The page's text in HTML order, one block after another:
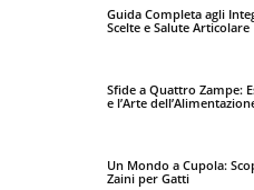
Guida Completa agli
Scelte e Salute Articolare
Sfide a Quattro Zampe:
e l’Arte
Un Mondo a Cupola:
Zaini per Gatti